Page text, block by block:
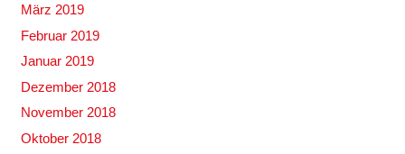
März 2019
Februar 2019
Januar 2019
Dezember 2018
November 2018
Oktober 2018